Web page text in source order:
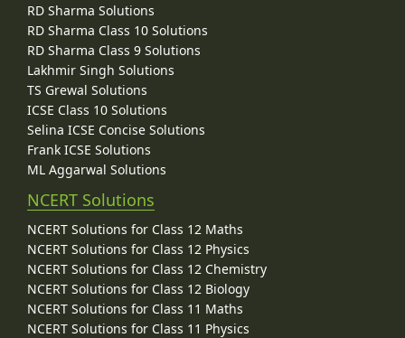
RD Sharma Solutions
RD Sharma Class 10 Solutions
RD Sharma Class 9 Solutions
Lakhmir Singh Solutions
TS Grewal Solutions
ICSE Class 10 Solutions
Selina ICSE Concise Solutions
Frank ICSE Solutions
ML Aggarwal Solutions
NCERT Solutions
NCERT Solutions for Class 12 Maths
NCERT Solutions for Class 12 Physics
NCERT Solutions for Class 12 Chemistry
NCERT Solutions for Class 12 Biology
NCERT Solutions for Class 11 Maths
NCERT Solutions for Class 11 Physics